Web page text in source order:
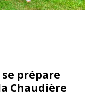
se prépare
Chaudière